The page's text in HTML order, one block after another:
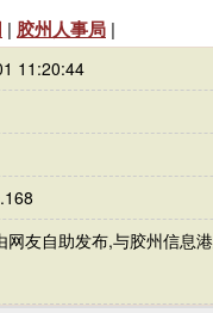
| 胶州人事局 |
11:20:44
网友自助发布,与胶州信息